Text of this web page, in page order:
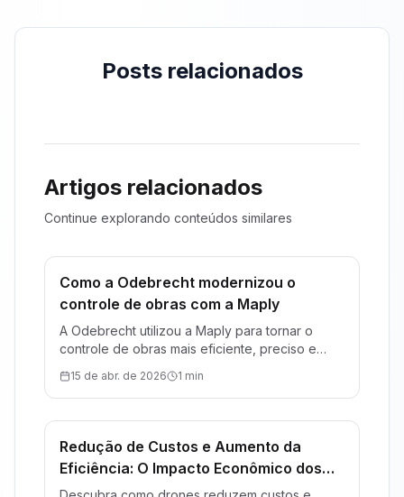
Posts relacionados
Artigos relacionados
Continue explorando conteúdos similares
Construção
Como a Odebrecht modernizou o
controle de obras com a Maply
A Odebrecht utilizou a Maply para tornar o
controle de obras mais eficiente, preciso e
15 de abr. de 2026 1 min
Construção
Redução de Custos e Aumento da
Eficiência: O Impacto Econômico dos
Drones em Projetos de Construção